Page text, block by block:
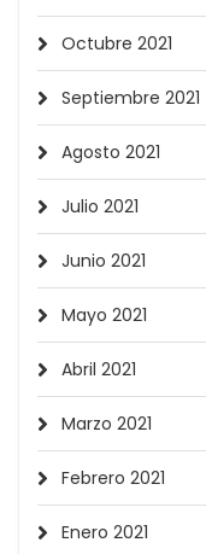
Octubre 2021
Septiembre 2021
Agosto 2021
Julio 2021
Junio 2021
Mayo 2021
Abril 2021
Marzo 2021
Febrero 2021
Enero 2021